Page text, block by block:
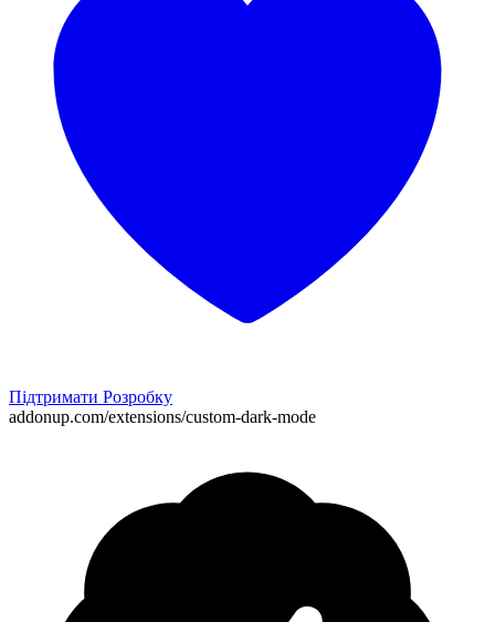
Підтримати Розробку
addonup.com/extensions/custom-dark-mode